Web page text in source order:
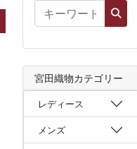
宮田織物カテゴリー
レディース
メンズ